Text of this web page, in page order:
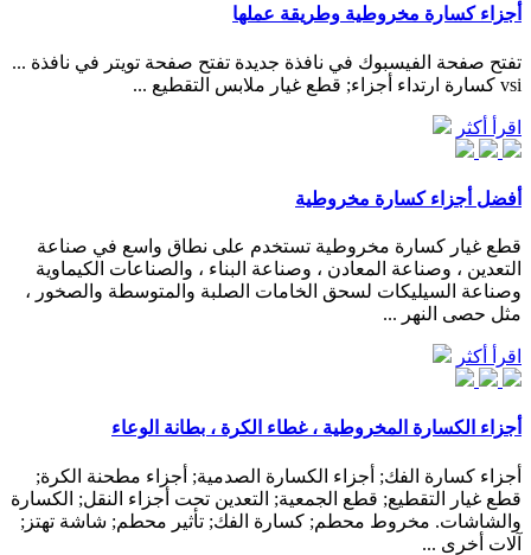
أجزاء كسارة مخروطية وطريقة عملها
تفتح صفحة الفيسبوك في نافذة جديدة تفتح صفحة تويتر في نافذة ...
vsi كسارة ارتداء أجزاء; قطع غيار ملابس التقطيع ...
اقرأ أكثر
أفضل أجزاء كسارة مخروطية
قطع غيار كسارة مخروطية تستخدم على نطاق واسع في صناعة
التعدين ، وصناعة المعادن ، وصناعة البناء ، والصناعات الكيماوية
وصناعة السيليكات لسحق الخامات الصلبة والمتوسطة والصخور ،
مثل حصى النهر ...
اقرأ أكثر
أجزاء الكسارة المخروطية ، غطاء الكرة ، بطانة الوعاء
أجزاء كسارة الفك; أجزاء الكسارة الصدمية; أجزاء مطحنة الكرة;
قطع غيار التقطيع; قطع الجمعية; التعدين تحت أجزاء النقل; الكسارة
والشاشات. مخروط محطم; كسارة الفك; تأثير محطم; شاشة تهتز;
آلات أخرى ...